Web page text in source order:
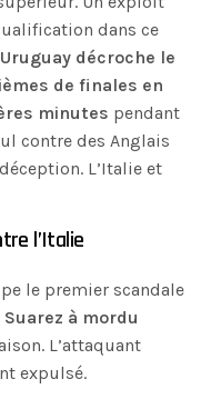
dans ce
décroche le
de finales en
minutes pendant
contre des Anglais
L’Italie et
l’Italie
le premier scandale
Suarez à mordu
L’attaquant
expulsé.